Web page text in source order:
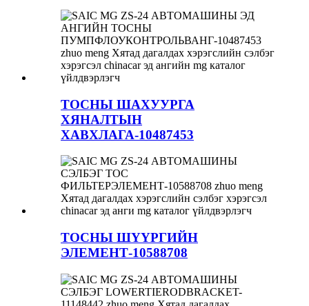
ТОСНЫ ШАХУУРГА
ХЯНАЛТЫН
ХАВХЛАГА-10487453
ТОСНЫ ШҮҮРГИЙН
ЭЛЕМЕНТ-10588708